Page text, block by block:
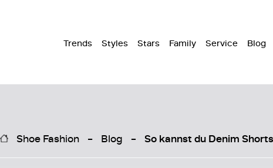
Trends Styles Stars Family Service Blog
Shoe Fashion Blog So kannst du Denim